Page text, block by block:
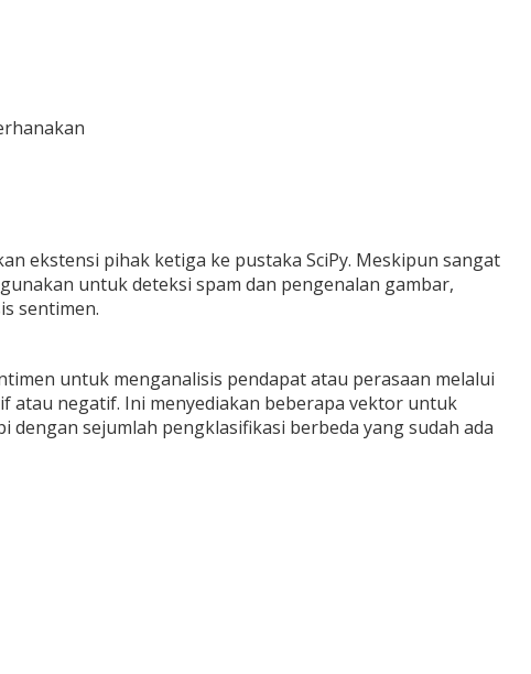
ekstensi pihak ketiga ke pustaka SciPy. Meskipun sangat
untuk deteksi spam dan pengenalan gambar,
sentimen.
untuk menganalisis pendapat atau perasaan melalui
atau negatif. Ini menyediakan beberapa vektor untuk
sejumlah pengklasifikasi berbeda yang sudah ada